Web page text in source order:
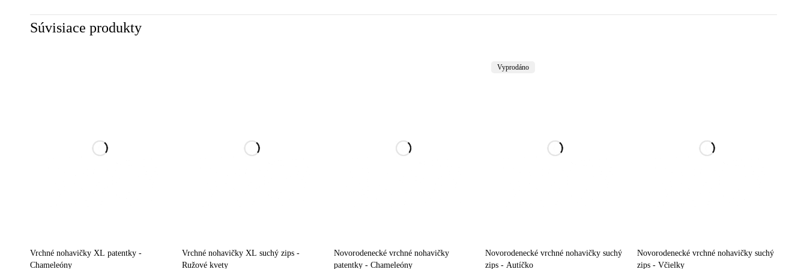
Súvisiace produkty
Vrchné nohavičky XL patentky -
Chameleóny
Vrchné nohavičky XL suchý zips -
Ružové kvety
Novorodenecké vrchné nohavičky
patentky - Chameleóny
Vyprodáno
Novorodenecké vrchné nohavičky suchý
zips - Autíčko
Novorodenecké vrchné nohavičky suchý
zips - Včielky